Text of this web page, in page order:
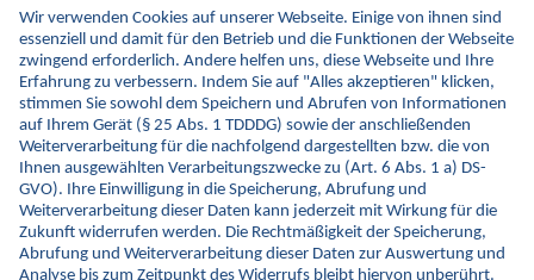
Technische Infos zu ISiK im Fachportal
Arbeitskreis-Analyse Umsetzung ISiK
(bei INA)